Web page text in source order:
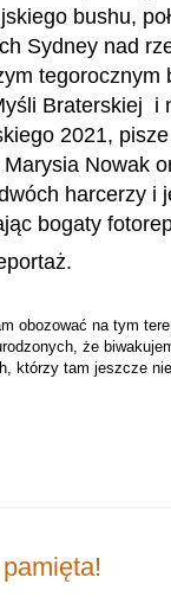
bushu,
Sydney nad
tegorocznym
Braterskiej i
2021,
Nowak
harcerzy i
bogaty
obozować na tym
że
którzy tam jeszcze